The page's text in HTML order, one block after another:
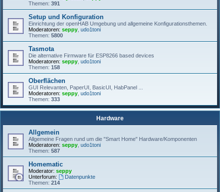
Themen: 391
Setup und Konfiguration
Einrichtung der openHAB Umgebung und allgemeine Konfigurationsthemen.
Moderatoren: seppy udo1toni
Themen: 5800
Tasmota
Die alternative Firmware für ESP8266 based devices
Moderatoren: seppy udo1toni
Themen: 158
Oberflächen
GUI Relevanten, PaperUI, BasicUI, HabPanel ...
Moderatoren: seppy udo1toni
Themen: 333
Hardware
Allgemein
Allgemeine Fragen rund um die "Smart Home" Hardware/Komponenten
Moderatoren: seppy udo1toni
Themen: 587
Homematic
Moderator: seppy
Unterforum:
Datenpunkte
Themen: 214